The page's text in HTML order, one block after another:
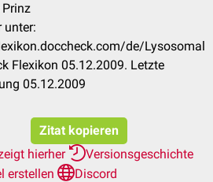
unter:
de/Lysosomal
Flexikon 05.12.2009. Letzte
05.12.2009
Zitat kopieren
hierher
Versionsgeschichte
erstellen
Discord